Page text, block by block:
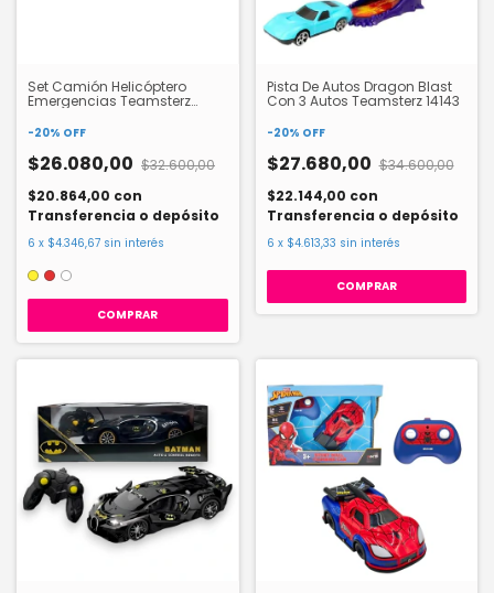
Set Camión Helicóptero
Emergencias Teamsterz
-20% OFF
$26.080,00 $32.600,00
$20.864,00 con
Transferencia o depósito
6 x $4.346,67 sin interés
COMPRAR
Pista De Autos Dragon Blast
Con 3 Autos Teamsterz 14143
-20% OFF
$27.680,00 $34.600,00
$22.144,00 con
Transferencia o depósito
6 x $4.613,33 sin interés